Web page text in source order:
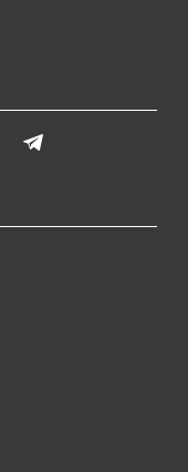
LinkedIn